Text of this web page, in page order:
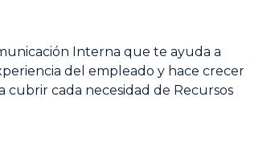
Interna que te ayuda a
del empleado y hace crecer
cubrir cada necesidad de Recursos